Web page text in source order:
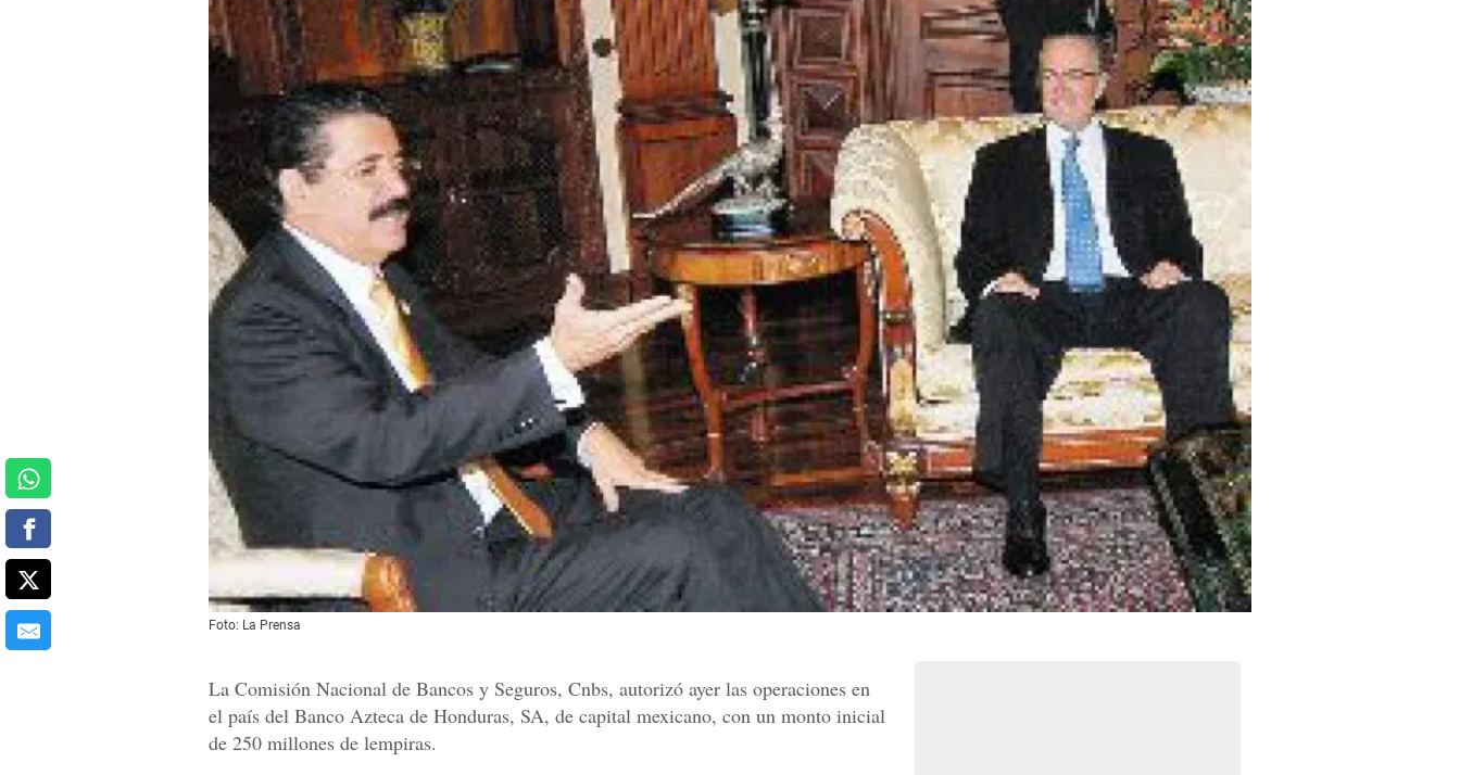
Foto: La Prensa
La Comisión Nacional de Bancos y Seguros, Cnbs, autorizó ayer las operaciones en
el país del Banco Azteca de Honduras, SA, de capital mexicano, con un monto inicial
de 250 millones de lempiras.